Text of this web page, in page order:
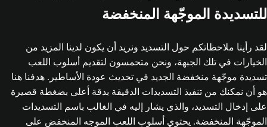
للتسديدة الموجّهة المنخفضة
لقد رأينا ملاحظاتكم حول التسديد ونريد أن يكون لدينا المزيد من
الخيارات في تلك الجبهة، ونحن متحمسون لتقديم أسلوب اللعب
تسديدة موجّهة منخفضة الجديد في تحديث عودة الأساطير. هدفنا هنا
هو أن نمكنك من تنفيذ التسديدات الدقيقة بدقة أعلى بضغطة قصيرة
على إدخال التسديد، والذي يشار إليه في الغالب باسم التسديدات
الموجّهة المنخفضة. يحتوي أسلوب اللعب الموجه المنخفض على